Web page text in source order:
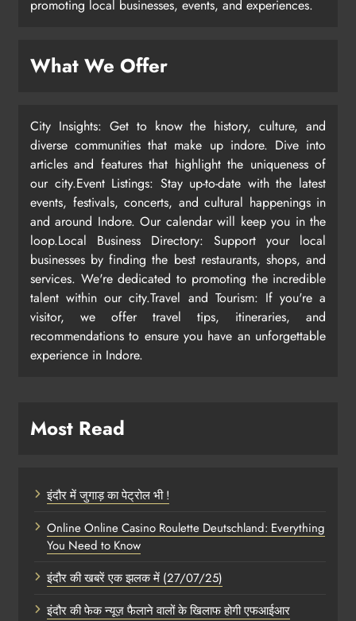
promoting local businesses, events, and experiences.
What We Offer
City Insights: Get to know the history, culture, and
diverse communities that make up indore. Dive into
articles and features that highlight the uniqueness of
our city.Event Listings: Stay up-to-date with the latest
events, festivals, concerts, and cultural happenings in
and around Indore. Our calendar will keep you in the
loop.Local Business Directory: Support your local
businesses by finding the best restaurants, shops, and
services. We're dedicated to promoting the incredible
talent within our city.Travel and Tourism: If you're a
visitor, we offer travel tips, itineraries, and
recommendations to ensure you have an unforgettable
experience in Indore.
Most Read
इंदौर में जुगाड़ का पेट्रोल भी !
Online Online Casino Roulette Deutschland: Everything
You Need to Know
इंदौर की खबरें एक झलक में (27/07/25)
इंदौर की फेक न्यूज़ फैलाने वालों के खिलाफ होगी एफआईआर